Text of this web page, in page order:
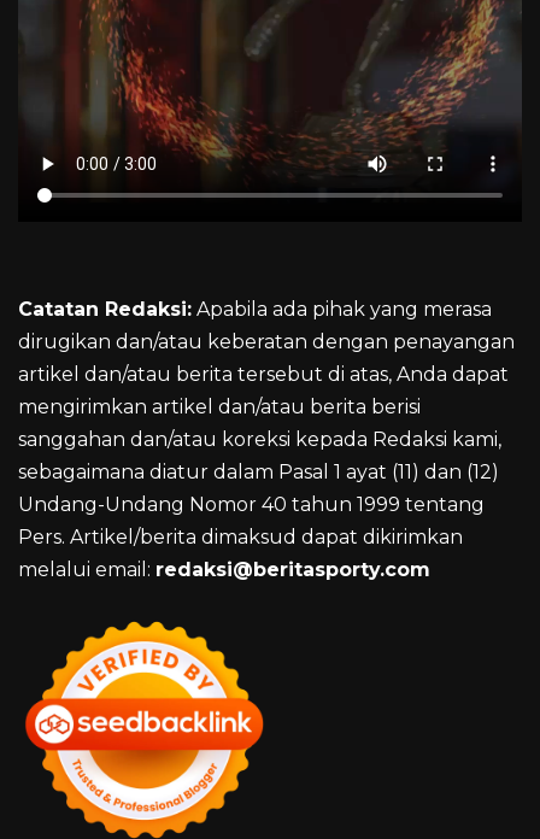
Catatan Redaksi: Apabila ada pihak yang merasa
dirugikan dan/atau keberatan dengan penayangan
artikel dan/atau berita tersebut di atas, Anda dapat
mengirimkan artikel dan/atau berita berisi
sanggahan dan/atau koreksi kepada Redaksi kami,
sebagaimana diatur dalam Pasal 1 ayat (11) dan (12)
Undang-Undang Nomor 40 tahun 1999 tentang
Pers. Artikel/berita dimaksud dapat dikirimkan
melalui email: redaksi@beritasporty.com